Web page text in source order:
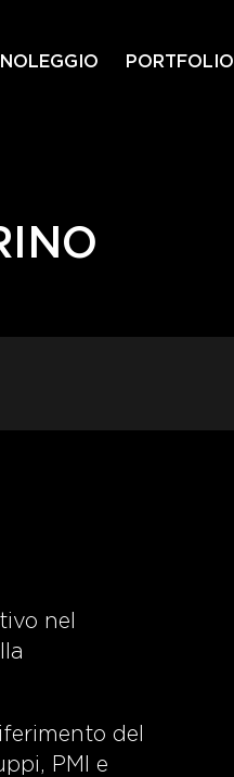
NOLEGGIO PORTFOLIO
nel
del
PMI e